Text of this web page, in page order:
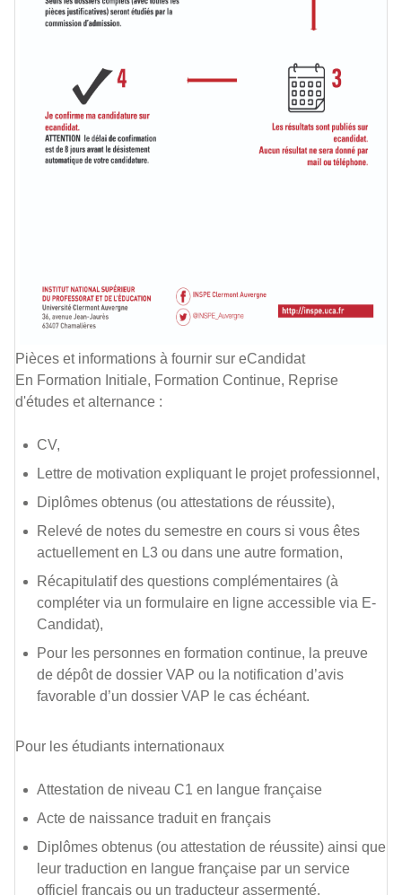
Pièces et informations à fournir sur eCandidat
En Formation Initiale, Formation Continue, Reprise
d'études et alternance :
CV,
Lettre de motivation expliquant le projet professionnel,
Diplômes obtenus (ou attestations de réussite),
Relevé de notes du semestre en cours si vous êtes
actuellement en L3 ou dans une autre formation,
Récapitulatif des questions complémentaires (à
compléter via un formulaire en ligne accessible via E-
Candidat),
Pour les personnes en formation continue, la preuve
de dépôt de dossier VAP ou la notification d’avis
favorable d’un dossier VAP le cas échéant.
Pour les étudiants internationaux
Attestation de niveau C1 en langue française
Acte de naissance traduit en français
Diplômes obtenus (ou attestation de réussite) ainsi que
leur traduction en langue française par un service
officiel français ou un traducteur assermenté.